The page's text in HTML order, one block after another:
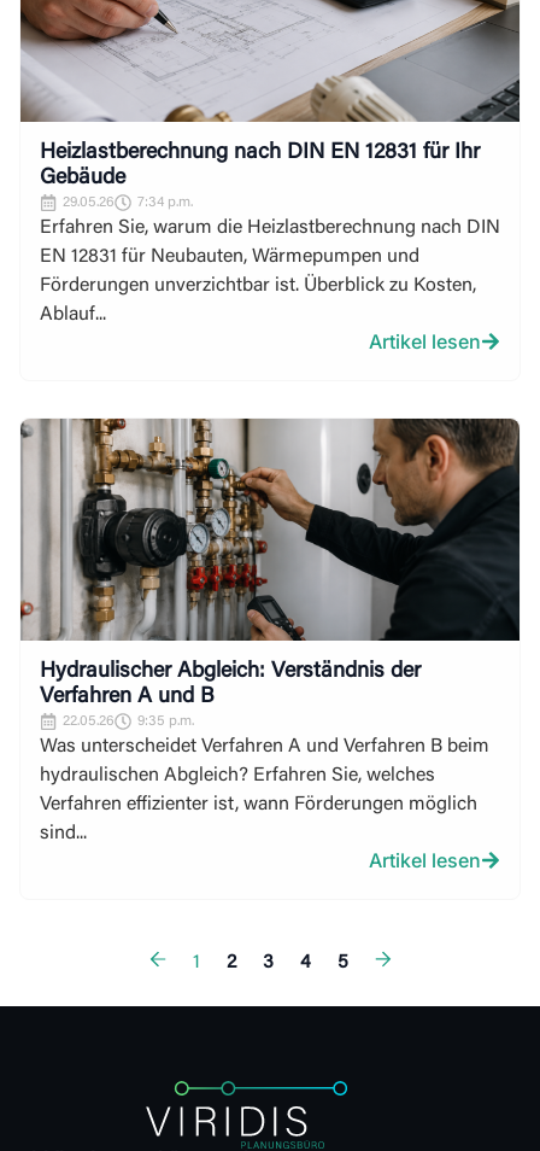
Heizlastberechnung nach DIN EN 12831 für Ihr
Gebäude
29.05.26 7:34 p.m.
Erfahren Sie, warum die Heizlastberechnung nach DIN
EN 12831 für Neubauten, Wärmepumpen und
Förderungen unverzichtbar ist. Überblick zu Kosten,
Ablauf...
Artikel lesen
Hydraulischer Abgleich: Verständnis der
Verfahren A und B
22.05.26 9:35 p.m.
Was unterscheidet Verfahren A und Verfahren B beim
hydraulischen Abgleich? Erfahren Sie, welches
Verfahren effizienter ist, wann Förderungen möglich
sind...
Artikel lesen
1 2 3 4 5